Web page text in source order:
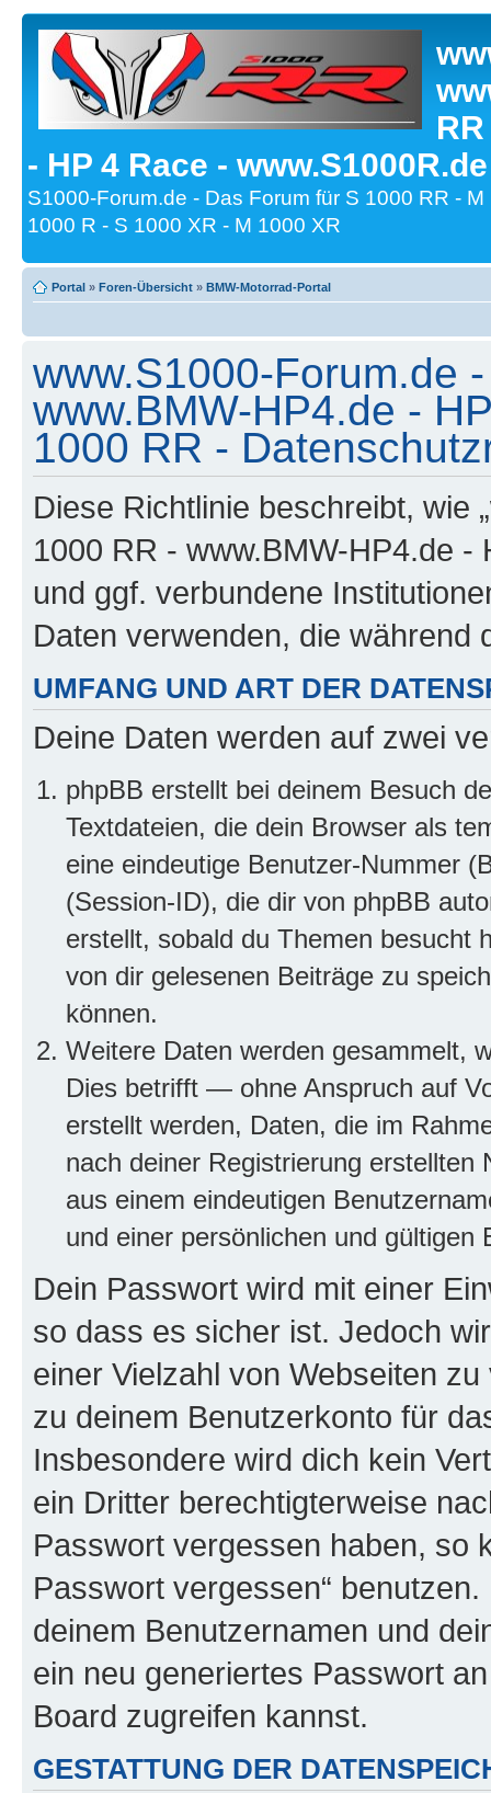
- HP 4 Race -
S1000-Forum.de - Das Forum für S 1000 RR -
1000 R - S 1000 XR - M 1000 XR
Portal » Foren-Übersicht » BMW-Motorrad-Portal
www.S1000-Forum.de
www.BMW-HP4.de -
1000 RR -
Diese Richtlinie beschreibt, wie
1000 RR - www.BMW-HP4.de -
und ggf. verbundene
Daten verwenden, die während
UMFANG UND ART DER
Deine Daten werden auf zwei
phpBB erstellt bei deinem Besuch
Textdateien, die dein Browser als
eine eindeutige Benutzer-Nummer
(Session-ID), die dir von phpBB
erstellt, sobald du Themen besucht
von dir gelesenen Beiträge zu
können.
Weitere Daten werden gesammelt,
Dies betrifft — ohne Anspruch auf
erstellt werden, Daten, die im
nach deiner Registrierung
aus einem eindeutigen
und einer persönlichen und gültigen
Dein Passwort wird mit einer
so dass es sicher ist. Jedoch
einer Vielzahl von Webseiten
zu deinem Benutzerkonto für
Insbesondere wird dich kein
ein Dritter berechtigterweise
Passwort vergessen haben, so
Passwort vergessen“
deinem Benutzernamen und
ein neu generiertes Passwort
Board zugreifen kannst.
GESTATTUNG DER